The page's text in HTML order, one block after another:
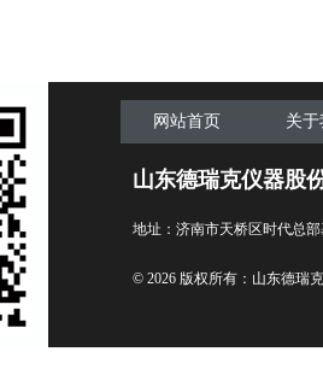
网站首页 关
山东德瑞克仪器股
地址：济南市天桥区时代总
© 2026 版权所有：山东德瑞